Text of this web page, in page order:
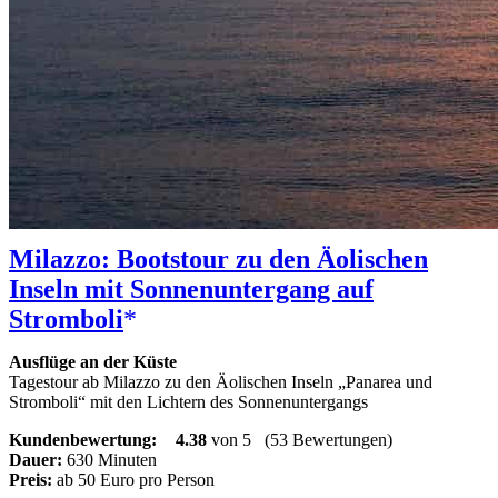
Milazzo: Bootstour zu den Äolischen
Inseln mit Sonnenuntergang auf
Stromboli
Ausflüge an der Küste
Tagestour ab Milazzo zu den Äolischen Inseln „Panarea und
Stromboli“ mit den Lichtern des Sonnenuntergangs
Kundenbewertung:
4.38 von 5 (53 Bewertungen)
Dauer: 630 Minuten
Preis: ab 50 Euro pro Person